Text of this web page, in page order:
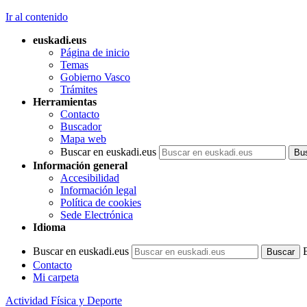
Ir al contenido
euskadi.eus
Página de inicio
Temas
Gobierno Vasco
Trámites
Herramientas
Contacto
Buscador
Mapa web
Buscar en euskadi.eus
Información general
Accesibilidad
Información legal
Política de cookies
Sede Electrónica
Idioma
Buscar en euskadi.eus
Contacto
Mi carpeta
Actividad Física y Deporte